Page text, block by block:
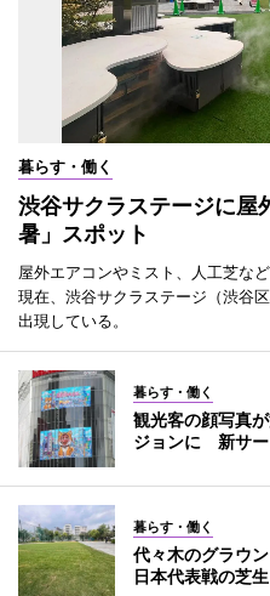
暮らす・働く
渋谷サクラステージに屋
暑」スポット
屋外エアコンやミスト、人工芝な
現在、渋谷サクラステージ（渋谷
出現している。
暮らす・働く
観光客の顔写真
ジョンに 新サー
暮らす・働く
代々木のグラウ
日本代表戦の芝